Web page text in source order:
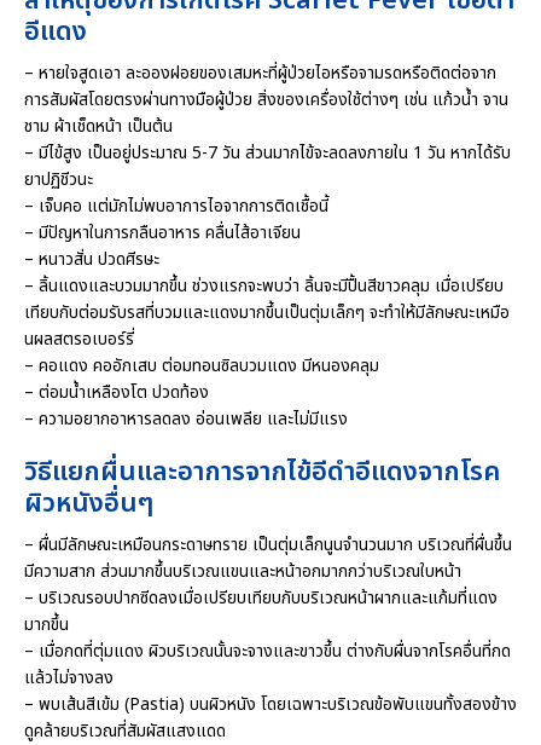
อีแดง
– หายใจสูดเอา ละอองฝอยของเสมหะที่ผู้ป่วยไอหรือจามรดหรือติดต่อจาก
การสัมผัสโดยตรงผ่านทางมือผู้ป่วย สิ่งของเครื่องใช้ต่างๆ เช่น แก้วน้ำ จาน
ชาม ผ้าเช็ดหน้า เป็นต้น
– มีไข้สูง เป็นอยู่ประมาณ 5-7 วัน ส่วนมากไข้จะลดลงภายใน 1 วัน หากได้รับ
ยาปฏิชีวนะ
– เจ็บคอ แต่มักไม่พบอาการไอจากการติดเชื้อนี้
– มีปัญหาในการกลืนอาหาร คลื่นไส้อาเจียน
– หนาวสั่น ปวดศีรษะ
– ลิ้นแดงและบวมมากขึ้น ช่วงแรกจะพบว่า ลิ้นจะมีปื้นสีขาวคลุม เมื่อเปรียบ
เทียบกับต่อมรับรสที่บวมและแดงมากขึ้นเป็นตุ่มเล็กๆ จะทำให้มีลักษณะเหมือ
นผลสตรอเบอร์รี่
– คอแดง คออักเสบ ต่อมทอนซิลบวมแดง มีหนองคลุม
– ต่อมน้ำเหลืองโต ปวดท้อง
– ความอยากอาหารลดลง อ่อนเพลีย และไม่มีแรง
วิธีแยกผื่นและอาการจากไข้อีดำอีแดงจากโรค
ผิวหนังอื่นๆ
– ผื่นมีลักษณะเหมือนกระดาษทราย เป็นตุ่มเล็กนูนจำนวนมาก บริเวณที่ผื่นขึ้น
มีความสาก ส่วนมากขึ้นบริเวณแขนและหน้าอกมากกว่าบริเวณใบหน้า
– บริเวณรอบปากซีดลงเมื่อเปรียบเทียบกับบริเวณหน้าผากและแก้มที่แดง
มากขึ้น
– เมื่อกดที่ตุ่มแดง ผิวบริเวณนั้นจะจางและขาวขึ้น ต่างกับผื่นจากโรคอื่นที่กด
แล้วไม่จางลง
– พบเส้นสีเข้ม (Pastia) บนผิวหนัง โดยเฉพาะบริเวณข้อพับแขนทั้งสองข้าง
ดูคล้ายบริเวณที่สัมผัสแสงแดด